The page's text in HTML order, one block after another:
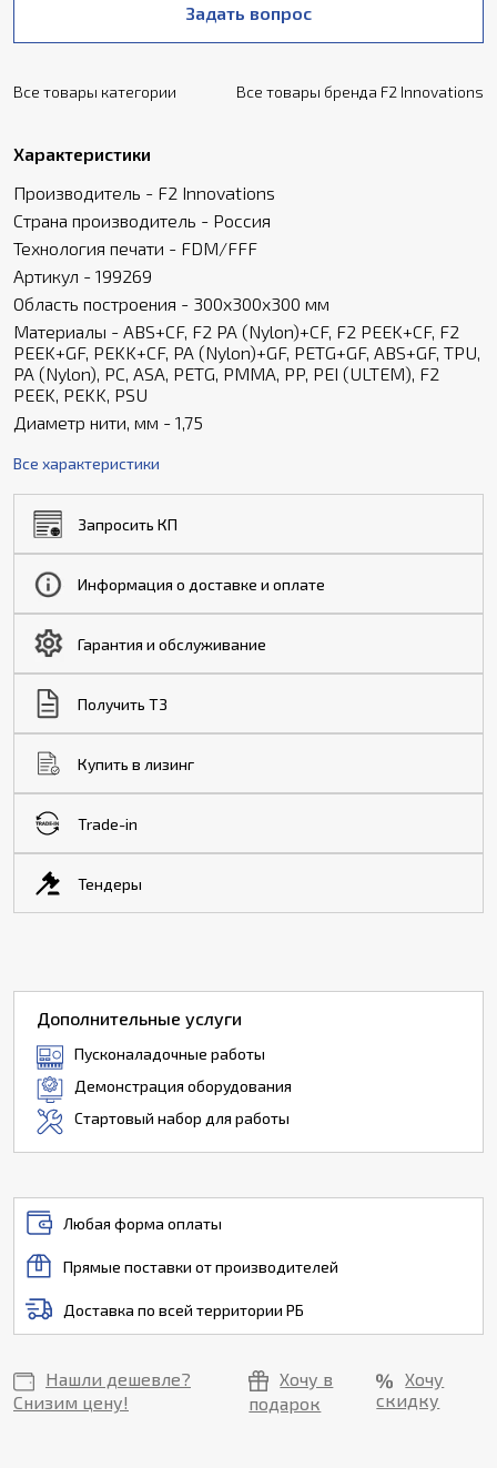
Задать вопрос
Все товары категории Все товары бренда F2 Innovations
Характеристики
Производитель - F2 Innovations
Страна производитель - Россия
Технология печати - FDM/FFF
Артикул - 199269
Область построения - 300х300х300 мм
Материалы - ABS+CF, F2 PA (Nylon)+CF, F2 PEEK+CF, F2
PEEK+GF, PEKK+CF, PA (Nylon)+GF, PETG+GF, ABS+GF, TPU,
PA (Nylon), PC, ASA, PETG, PMMA, PP, PEI (ULTEM), F2
PEEK, PEKK, PSU
Диаметр нити, мм - 1,75
Все характеристики
Запросить КП
Информация о доставке и оплате
Гарантия и обслуживание
Получить ТЗ
Купить в лизинг
Trade-in
Тендеры
Дополнительные услуги
Пусконаладочные работы
Демонстрация оборудования
Стартовый набор для работы
Любая форма оплаты
Прямые поставки от производителей
Доставка по всей территории РБ
Нашли дешевле?
Снизим цену!
Хочу в
подарок
Хочу
скидку